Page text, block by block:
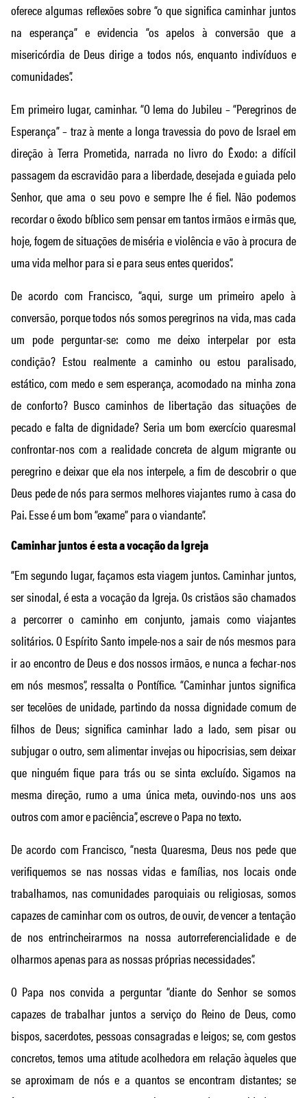
oferece algumas reflexões sobre “o que significa caminhar juntos
na esperança” e evidencia “os apelos à conversão que a
misericórdia de Deus dirige a todos nós, enquanto indivíduos e
comunidades”.
Em primeiro lugar, caminhar. “O lema do Jubileu – “Peregrinos de
Esperança” – traz à mente a longa travessia do povo de Israel em
direção à Terra Prometida, narrada no livro do Êxodo: a difícil
passagem da escravidão para a liberdade, desejada e guiada pelo
Senhor, que ama o seu povo e sempre lhe é fiel. Não podemos
recordar o êxodo bíblico sem pensar em tantos irmãos e irmãs que,
hoje, fogem de situações de miséria e violência e vão à procura de
uma vida melhor para si e para seus entes queridos”.
De acordo com Francisco, “aqui, surge um primeiro apelo à
conversão, porque todos nós somos peregrinos na vida, mas cada
um pode perguntar-se: como me deixo interpelar por esta
condição? Estou realmente a caminho ou estou paralisado,
estático, com medo e sem esperança, acomodado na minha zona
de conforto? Busco caminhos de libertação das situações de
pecado e falta de dignidade? Seria um bom exercício quaresmal
confrontar-nos com a realidade concreta de algum migrante ou
peregrino e deixar que ela nos interpele, a fim de descobrir o que
Deus pede de nós para sermos melhores viajantes rumo à casa do
Pai. Esse é um bom “exame” para o viandante”.
Caminhar juntos é esta a vocação da Igreja
“Em segundo lugar, façamos esta viagem juntos. Caminhar juntos,
ser sinodal, é esta a vocação da Igreja. Os cristãos são chamados
a percorrer o caminho em conjunto, jamais como viajantes
solitários. O Espírito Santo impele-nos a sair de nós mesmos para
ir ao encontro de Deus e dos nossos irmãos, e nunca a fechar-nos
em nós mesmos”, ressalta o Pontífice. “Caminhar juntos significa
ser tecelões de unidade, partindo da nossa dignidade comum de
filhos de Deus; significa caminhar lado a lado, sem pisar ou
subjugar o outro, sem alimentar invejas ou hipocrisias, sem deixar
que ninguém fique para trás ou se sinta excluído. Sigamos na
mesma direção, rumo a uma única meta, ouvindo-nos uns aos
outros com amor e paciência”, escreve o Papa no texto.
De acordo com Francisco, “nesta Quaresma, Deus nos pede que
verifiquemos se nas nossas vidas e famílias, nos locais onde
trabalhamos, nas comunidades paroquiais ou religiosas, somos
capazes de caminhar com os outros, de ouvir, de vencer a tentação
de nos entrincheirarmos na nossa autorreferencialidade e de
olharmos apenas para as nossas próprias necessidades”.
O Papa nos convida a perguntar “diante do Senhor se somos
capazes de trabalhar juntos a serviço do Reino de Deus, como
bispos, sacerdotes, pessoas consagradas e leigos; se, com gestos
concretos, temos uma atitude acolhedora em relação àqueles que
se aproximam de nós e a quantos se encontram distantes; se